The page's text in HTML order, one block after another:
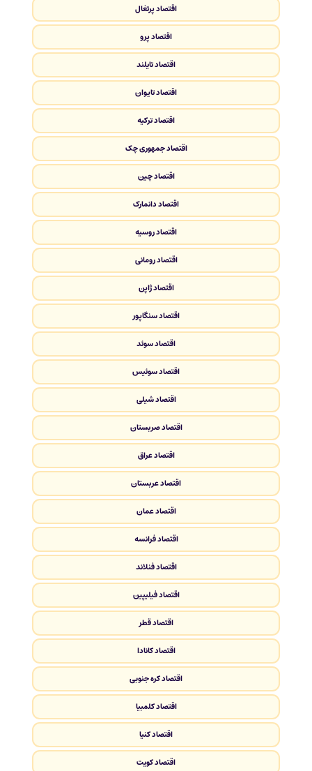
اقتصاد پرتغال
اقتصاد پرو
اقتصاد تایلند
اقتصاد تایوان
اقتصاد ترکیه
اقتصاد جمهوری چک
اقتصاد چین
اقتصاد دانمارک
اقتصاد روسیه
اقتصاد رومانی
اقتصاد ژاپن
اقتصاد سنگاپور
اقتصاد سوئد
اقتصاد سوئیس
اقتصاد شیلی
اقتصاد صربستان
اقتصاد عراق
اقتصاد عربستان
اقتصاد عمان
اقتصاد فرانسه
اقتصاد فنلاند
اقتصاد فیلیپین
اقتصاد قطر
اقتصاد کانادا
اقتصاد کره جنوبی
اقتصاد کلمبیا
اقتصاد کنیا
اقتصاد کویت